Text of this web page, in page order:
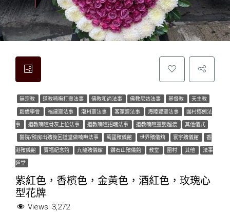
無宗教 道教喃嘸打齋法事 佛教和尚法事 佛教尼姑法事 基督教 天主教
創價學會 福建齋法事 潮州齋法事 客家齋法事 海陸豐齋法事 圍村鄕例法
事 道教喃嘸骨灰上位法事 道教喃嘸招魂法事 道教喃嘸靈嬰超渡 其他儀式
醫院/殮房出殯後回道堂做喃嘸法事 萬國殯儀館 世界殯儀舘 寰宇殯儀館 香
港殯儀館 寶福紀念館 九龍殯儀舘 鑽石山殯儀館 教堂 圍村 其他 法事
道堂
紫紅色，香檳色，金黃色，酒紅色，玫瑰心
型花牌
Views: 3,272